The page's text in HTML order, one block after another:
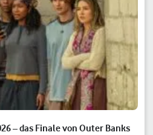
– das Finale von Outer Banks